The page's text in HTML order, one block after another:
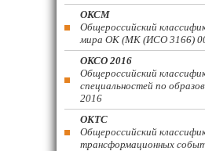
ОКСМ
Общероссийский
мира ОК (МК (ИСО 3166)
ОКСО 2016
Общероссийский
специальностей по
2016
ОКТС
Общероссийский
трансформационных